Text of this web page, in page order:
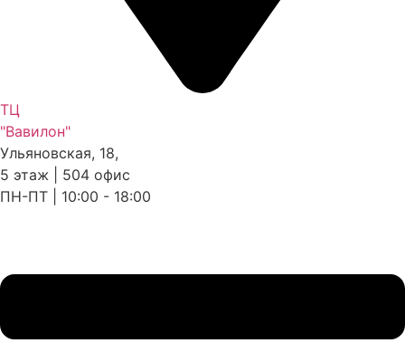
ТЦ
"Вавилон"
Ульяновская, 18,
5 этаж | 504 офис
ПН-ПТ | 10:00 - 18:00